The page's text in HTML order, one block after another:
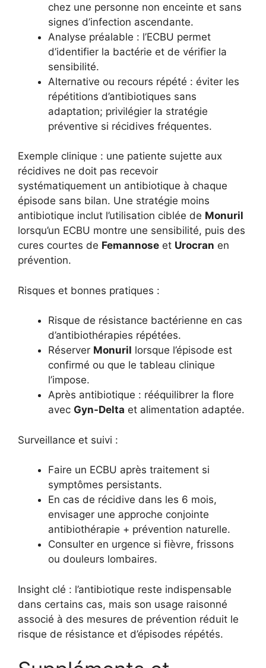
chez une personne non enceinte et sans
signes d’infection ascendante.
Analyse préalable : l’ECBU permet
d’identifier la bactérie et de vérifier la
sensibilité.
Alternative ou recours répété : éviter les
répétitions d’antibiotiques sans
adaptation; privilégier la stratégie
préventive si récidives fréquentes.
Exemple clinique : une patiente sujette aux
récidives ne doit pas recevoir
systématiquement un antibiotique à chaque
épisode sans bilan. Une stratégie moins
antibiotique inclut l’utilisation ciblée de Monuril
lorsqu’un ECBU montre une sensibilité, puis des
cures courtes de Femannose et Urocran en
prévention.
Risques et bonnes pratiques :
Risque de résistance bactérienne en cas
d’antibiothérapies répétées.
Réserver Monuril lorsque l’épisode est
confirmé ou que le tableau clinique
l’impose.
Après antibiotique : rééquilibrer la flore
avec Gyn-Delta et alimentation adaptée.
Surveillance et suivi :
Faire un ECBU après traitement si
symptômes persistants.
En cas de récidive dans les 6 mois,
envisager une approche conjointe
antibiothérapie + prévention naturelle.
Consulter en urgence si fièvre, frissons
ou douleurs lombaires.
Insight clé : l’antibiotique reste indispensable
dans certains cas, mais son usage raisonné
associé à des mesures de prévention réduit le
risque de résistance et d’épisodes répétés.